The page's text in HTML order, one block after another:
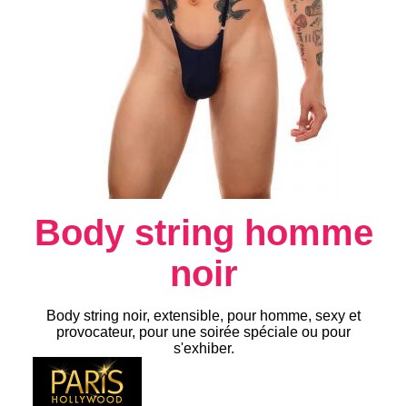
Body string homme
noir
Body string noir, extensible, pour homme, sexy et
provocateur, pour une soirée spéciale ou pour
s'exhiber.